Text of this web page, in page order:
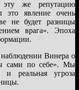
эту же репутацию
это явление очень
не будет разницы
врага». Эпоха
Винера о
сами по себе». Мы
и реальная угроза